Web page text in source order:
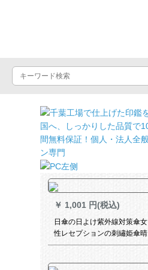
￥ 1,001 円(税込)
日傘の日よけ紫外線対策傘女
性レセプションの刺繡姫傘晴
雨兼用傘両用折りたたみた日